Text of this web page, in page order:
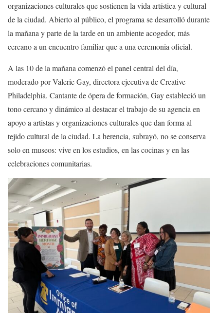
organizaciones culturales que sostienen la vida artística y cultural
de la ciudad. Abierto al público, el programa se desarrolló durante
la mañana y parte de la tarde en un ambiente acogedor, más
cercano a un encuentro familiar que a una ceremonia oficial.
A las 10 de la mañana comenzó el panel central del día,
moderado por Valerie Gay, directora ejecutiva de Creative
Philadelphia. Cantante de ópera de formación, Gay estableció un
tono cercano y dinámico al destacar el trabajo de su agencia en
apoyo a artistas y organizaciones culturales que dan forma al
tejido cultural de la ciudad. La herencia, subrayó, no se conserva
solo en museos: vive en los estudios, en las cocinas y en las
celebraciones comunitarias.